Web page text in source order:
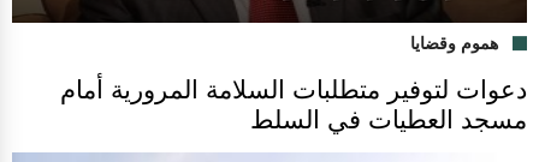
هموم وقضايا
دعوات لتوفير متطلبات السلامة المرورية أمام
مسجد العطيات في السلط